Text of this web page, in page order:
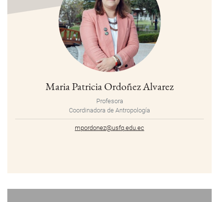
Maria Patricia Ordoñez Alvarez
Profesora
Coordinadora de Antropología
mpordonez@usfq.edu.ec